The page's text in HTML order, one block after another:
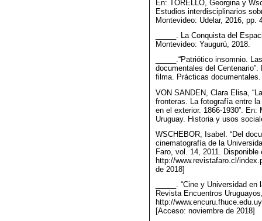
En: TORELLO, Georgina y
Estudios interdisciplinarios
Montevideo: Udelar, 2016, pp.
_____. La Conquista del
Montevideo: Yaugurú, 2018.
_____.“Patriótico insomnio.
documentales del
filma. Prácticas
VON SANDEN, Clara Elisa,
fronteras. La fotografía entre
en el exterior. 1866-1930”.
Uruguay. Historia y usos
WSCHEBOR, Isabel. “Del
cinematografía de la
Faro, vol. 14, 2011. Disponible
http://www.revistafaro.cl/
de 2018]
_____. “Cine y Universidad
Revista Encuentros
http://
[Acceso: noviembre de 2018]